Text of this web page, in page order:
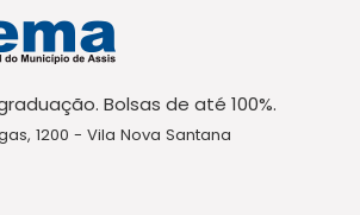
Bolsas de até 100%.
1200 - Vila Nova Santana